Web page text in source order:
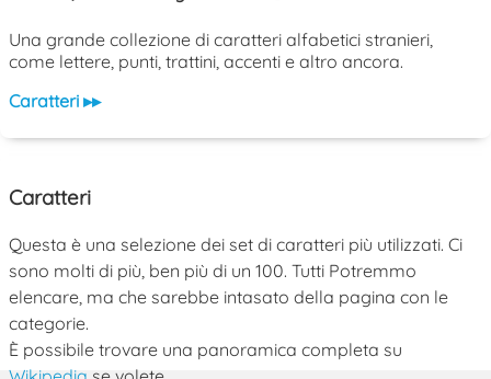
Una grande collezione di caratteri alfabetici stranieri,
come lettere, punti, trattini, accenti e altro ancora.
Caratteri ▸▸
Caratteri
Questa è una selezione dei set di caratteri più utilizzati. Ci
sono molti di più, ben più di un 100. Tutti Potremmo
elencare, ma che sarebbe intasato della pagina con le
categorie.
È possibile trovare una panoramica completa su